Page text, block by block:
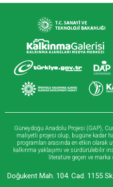
Güneydoğu Anadolu Projesi (GAP),
maliyetli projesi olup, bugüne kadar
programları arasında en etkin olarak
kalkınma yaklaşımı ve sürdürülebilir
literatüre geçen ve
Doğukent Mah. 104. Cad. 1155